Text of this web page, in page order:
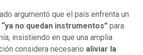
argumentó que el país enfrenta un
“ya no quedan instrumentos” para
insistiendo en que una amplia
considera necesario aliviar la